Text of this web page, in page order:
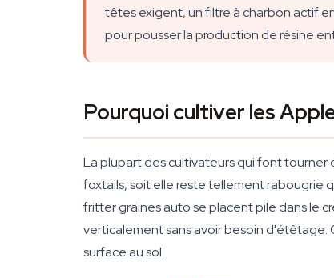
têtes exigent, un filtre à charbon actif
pour pousser la production de résine
Pourquoi cultiver les
La plupart des cultivateurs qui font tourner
foxtails, soit elle reste tellement rabougrie
fritter graines auto se placent pile dans le
verticalement sans avoir besoin
surface au sol.